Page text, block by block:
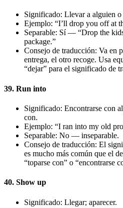
Significado: Llevar a alguien
Ejemplo: “I’ll drop you off at
Separable: Sí — “Drop the
package.”
Consejo de traducción: Va en
entrega, el otro recoge. Usa
“dejar” para el significado de
39. Run into
Significado: Encontrarse con
con.
Ejemplo: “I ran into my old
Separable: No — inseparable.
Consejo de traducción: El
es mucho más común que el
“toparse con” o “encontrarse
40. Show up
Significado: Llegar; aparecer.